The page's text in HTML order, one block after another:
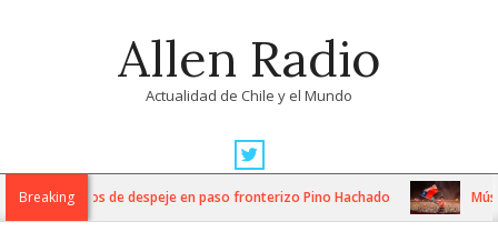
Allen Radio
Actualidad de Chile y el Mundo
Navigation
MenuBreaking
trabajos de despeje en paso fronterizo Pino Hachado